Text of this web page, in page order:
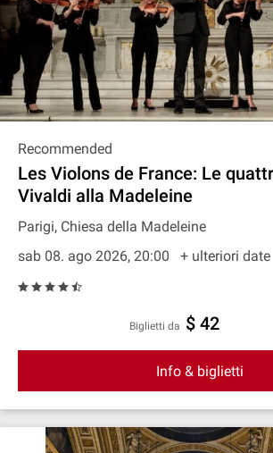
Recommended
Les Violons de France: Le
Vivaldi alla Madeleine
Parigi, Chiesa della Madeleine
sab 08. ago 2026, 20:00
+ ulteriori date
Biglietti da $ 42
Info & biglietti